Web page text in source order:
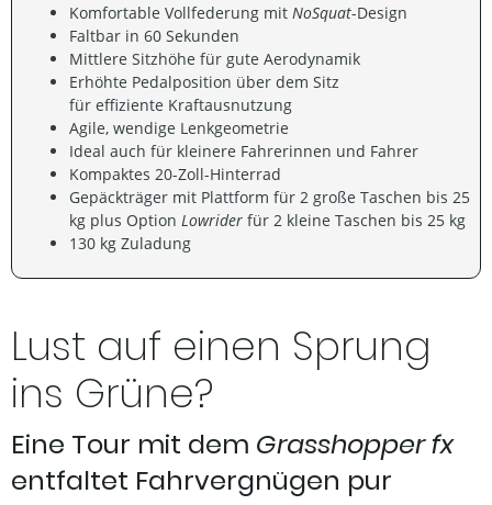
Komfortable Vollfederung mit NoSquat-Design
Faltbar in 60 Sekunden
Mittlere Sitzhöhe für gute Aerodynamik
Erhöhte Pedalposition über dem Sitz
für effiziente Kraftausnutzung
Agile, wendige Lenkgeometrie
Ideal auch für kleinere Fahrerinnen und Fahrer
Kompaktes 20-Zoll-Hinterrad
Gepäckträger mit Plattform für 2 große Taschen bis 25
kg plus Option Lowrider für 2 kleine Taschen bis 25 kg
130 kg Zuladung
Lust auf einen Sprung
ins Grüne?
Eine Tour mit dem Grasshopper fx
entfaltet Fahrvergnügen pur